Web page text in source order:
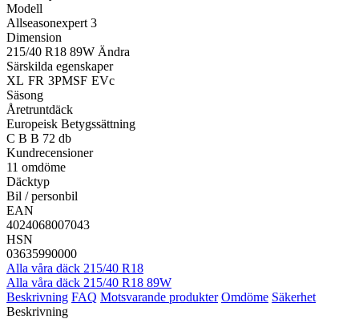
Modell
Allseasonexpert 3
Dimension
215/40 R18 89W Ändra
Särskilda egenskaper
XL FR 3PMSF EVc
Säsong
Åretruntdäck
Europeisk Betygssättning
C B B 72 db
Kundrecensioner
11 omdöme
Däcktyp
Bil / personbil
EAN
4024068007043
HSN
03635990000
Alla våra däck 215/40 R18
Alla våra däck 215/40 R18 89W
Beskrivning FAQ Motsvarande produkter Omdöme Säkerhet
Beskrivning